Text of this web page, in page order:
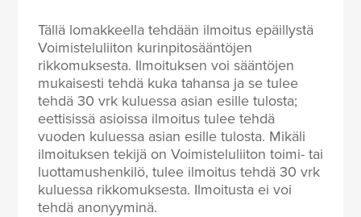
Tällä lomakkeella tehdään ilmoitus epäillystä
Voimisteluliiton kurinpitosääntöjen
rikkomuksesta. Ilmoituksen voi sääntöjen
mukaisesti tehdä kuka tahansa ja se tulee
tehdä 30 vrk kuluessa asian esille tulosta;
eettisissä asioissa ilmoitus tulee tehdä
vuoden kuluessa asian esille tulosta. Mikäli
ilmoituksen tekijä on Voimisteluliiton toimi- tai
luottamushenkilö, tulee ilmoitus tehdä 30 vrk
kuluessa rikkomuksesta. Ilmoitusta ei voi
tehdä anonyyminä.